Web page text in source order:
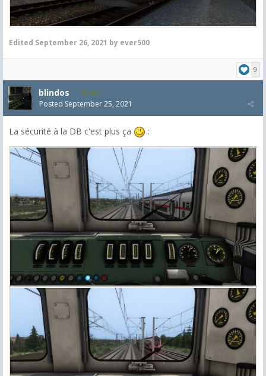
Edited September 26, 2021 by ever500
9
blindos 480
Posted September 25, 2021
La sécurité à la DB c'est plus ça :